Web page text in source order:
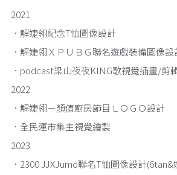
2021
．解婕翎紀念T恤圖像設計
．解婕翎ＸＰＵＢＧ聯名遊戲裝備圖像設
．podcast梁山夜夜KING歌視覺插畫/剪
2022
．解婕翎－顏值廚房節目ＬＯＧＯ設計
．全民運市集主視覺繪製
2023
．2300 JJXJumo聯名T恤圖像設計(6tan&